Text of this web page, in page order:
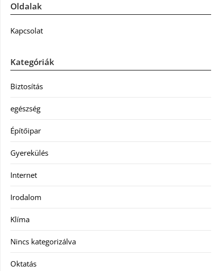
Oldalak
Kapcsolat
Kategóriák
Biztosítás
egészség
Építőipar
Gyerekülés
Internet
Irodalom
Klíma
Nincs kategorizálva
Oktatás